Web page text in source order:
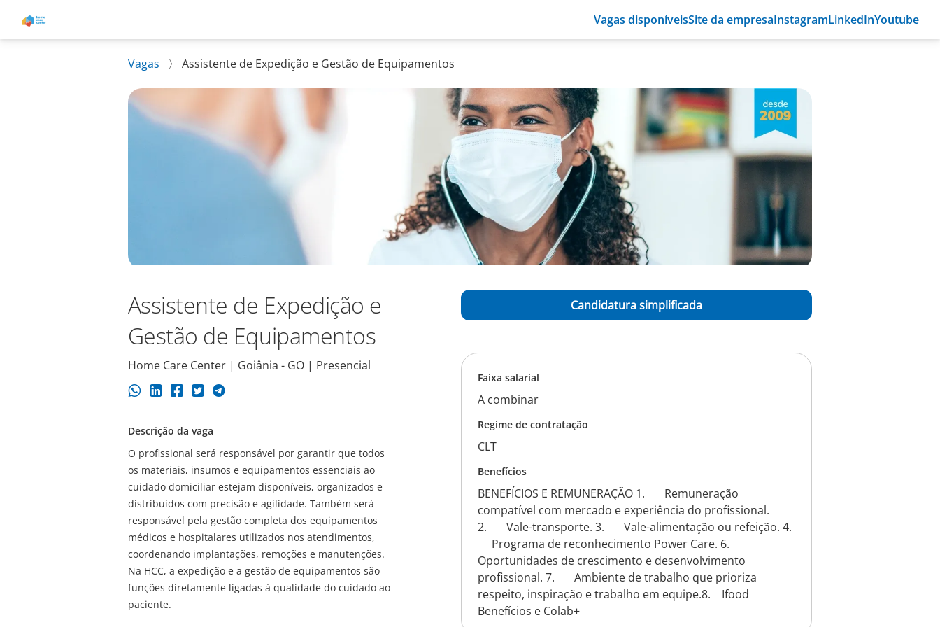
Vagas disponíveisSite da empresaInstagramLinkedInYoutube
Vagas 〉 Assistente de Expedição e Gestão de Equipamentos
Assistente de Expedição e
Gestão de Equipamentos
Home Care Center | Goiânia - GO | Presencial
Descrição da vaga
O profissional será responsável por garantir que todos
os materiais, insumos e equipamentos essenciais ao
cuidado domiciliar estejam disponíveis, organizados e
distribuídos com precisão e agilidade. Também será
responsável pela gestão completa dos equipamentos
médicos e hospitalares utilizados nos atendimentos,
coordenando implantações, remoções e manutenções.
Na HCC, a expedição e a gestão de equipamentos são
funções diretamente ligadas à qualidade do cuidado ao
paciente.
Candidatura simplificada
Faixa salarial
A combinar
Regime de contratação
CLT
Benefícios
BENEFÍCIOS E REMUNERAÇÃO 1. Remuneração
compatível com mercado e experiência do profissional.
2. Vale-transporte. 3. Vale-alimentação ou refeição. 4.
Programa de reconhecimento Power Care. 6.
Oportunidades de crescimento e desenvolvimento
profissional. 7. Ambiente de trabalho que prioriza
respeito, inspiração e trabalho em equipe.8. Ifood
Benefícios e Colab+